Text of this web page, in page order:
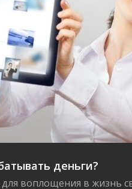
деньги?
воплощения в жизнь